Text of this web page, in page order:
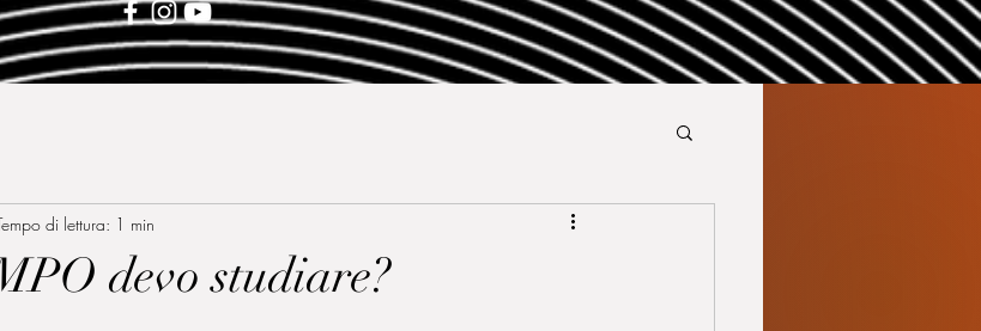
devo studiare?
di lettura: 1 min